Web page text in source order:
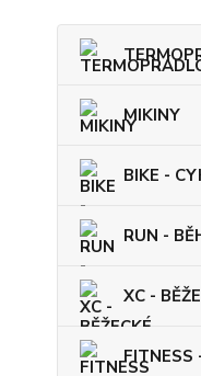
MIKINY
BIKE -
RUN -
XC -
FITNESS